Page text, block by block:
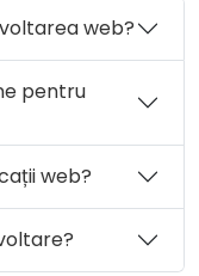
web?
pentru
web?